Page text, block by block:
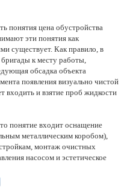
понятия цена обустройства
эти понятия как
существует. Как правило, в
к месту работы,
обсадка объекта
появления визуально чистой
входить и взятие проб жидкости
понятие входит оснащение
металлическим коробом),
монтаж очистных
насосом и эстетическое